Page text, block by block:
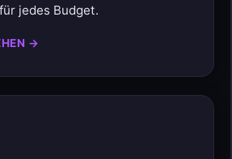
jedes Budget.
→